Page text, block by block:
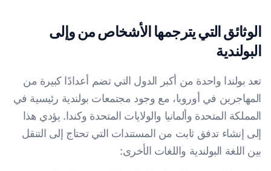
الوثائق التي يترجمها الأشخاص من وإلى
البولندية
تعد بولندا واحدة من أكبر الدول التي تضم أعدادًا كبيرة من
المهاجرين في أوروبا، مع وجود مجتمعات بولندية رئيسية في
المملكة المتحدة وألمانيا والولايات المتحدة وكندا. يؤدي هذا
إلى إنشاء تدفق ثابت من المستندات التي تحتاج إلى التنقل
بين اللغة البولندية واللغات الأخرى: